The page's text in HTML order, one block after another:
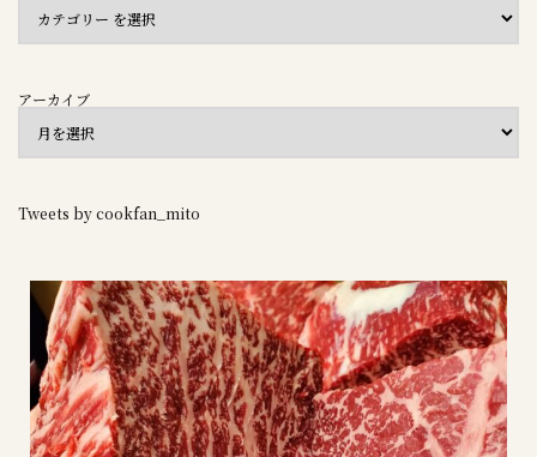
アーカイブ
Tweets by cookfan_mito